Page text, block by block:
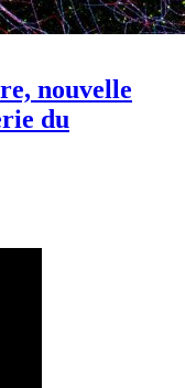
nouvelle
du